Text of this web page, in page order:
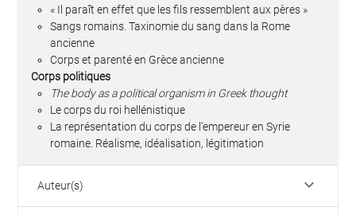
« Il paraît en effet que les fils ressemblent aux pères »
Sangs romains. Taxinomie du sang dans la Rome
ancienne
Corps et parenté en Grèce ancienne
Corps politiques
The body as a political organism in Greek thought
Le corps du roi hellénistique
La représentation du corps de l’empereur en Syrie
romaine. Réalisme, idéalisation, légitimation
Auteur(s) keyboard_arrow_down